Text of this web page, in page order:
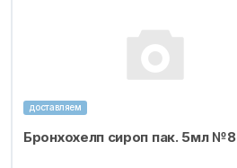
доставляем
Бронхохелп сироп пак. 5мл №8